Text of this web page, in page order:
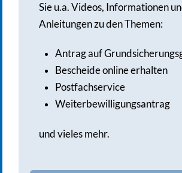
Sie u.a. Videos, Informationen
Anleitungen zu den Themen:
Antrag auf
Bescheide online erhalten
Postfachservice
Weiterbewilligungsantrag
und vieles mehr.